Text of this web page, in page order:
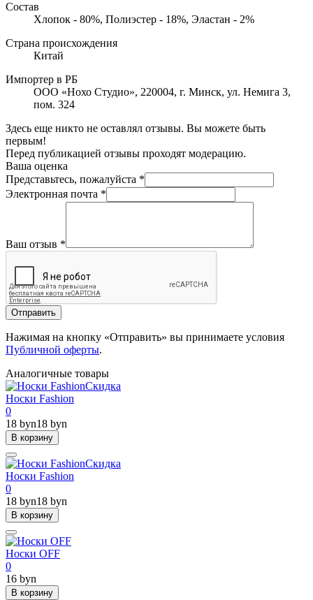
Состав
Хлопок - 80%, Полиэстер - 18%, Эластан - 2%
Страна происхождения
Китай
Импортер в РБ
ООО «Нохо Студио», 220004, г. Минск, ул. Немига 3,
пом. 324
Здесь еще никто не оставлял отзывы. Вы можете быть
первым!
Перед публикацией отзывы проходят модерацию.
Ваша оценка
Представьтесь, пожалуйста *
Электронная почта *
Ваш отзыв *
Отправить
Нажимая на кнопку «Отправить» вы принимаете условия
Публичной оферты.
Аналогичные товары
Скидка
Носки Fashion
0
18 byn18 byn
В корзину
Скидка
Носки Fashion
0
18 byn18 byn
В корзину
Носки OFF
0
16 byn
В корзину